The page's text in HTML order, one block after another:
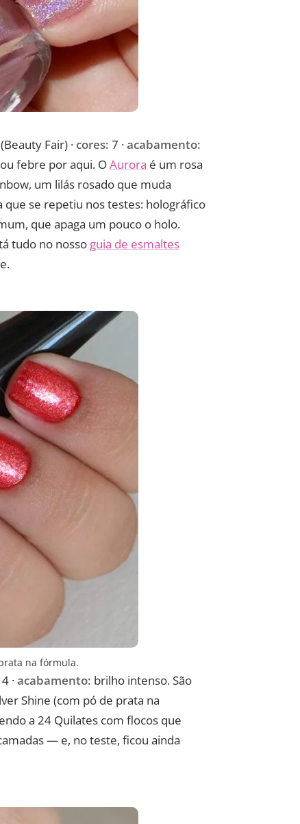
Fair) · cores: 7 ·acabamento:
febre por aqui. OAurora é um rosa
um lilás rosado que muda
que se repetiu nos testes: holográfico
que apaga um pouco o holo.
tudo no nosso guia de esmaltes
na fórmula.
·acabamento: brilho intenso. São
Shine (com pó de prata na
a 24 Quilates com flocos que
— e, no teste, ficou ainda